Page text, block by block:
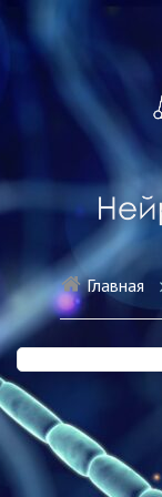
Главная